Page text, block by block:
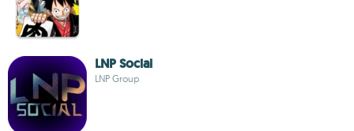
LNP Social
LNP Group